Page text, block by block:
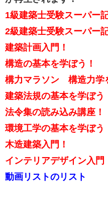
1級建築士受験スーパー
2級建築士受験スーパー
建築計画入門！
構造の基本を学ぼう！
構力マラソン 構造力学
建築法規の基本を学ぼう
法令集の読み込み講座！
環境工学の基本を学ぼう
​木造建築入門！
インテリアデザイン入門​
​​動画リストのリスト​​